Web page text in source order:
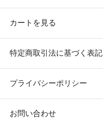
カートを見る
特定商取引法に基づく表記
プライバシーポリシー
お問い合わせ